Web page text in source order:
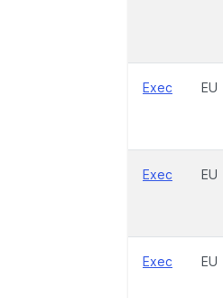
Exec EU
Exec EU
Exec EU